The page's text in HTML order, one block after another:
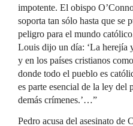
impotente. El obispo
soporta tan sólo hasta que se
peligro para el mundo
Louis dijo un día: ‘La herejía
y en los países cristianos
donde todo el pueblo es
es parte esencial de la ley del
demás crímenes.’…”
Pedro acusa del asesinato de